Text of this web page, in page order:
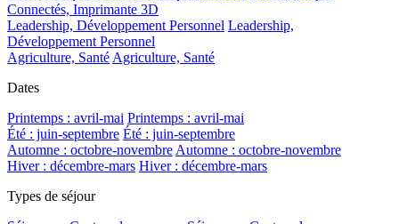
Connectés, Imprimante 3D
Leadership, Développement Personnel Leadership,
Développement Personnel
Agriculture, Santé Agriculture, Santé
Dates
Printemps : avril-mai Printemps : avril-mai
Été : juin-septembre Été : juin-septembre
Automne : octobre-novembre Automne : octobre-novembre
Hiver : décembre-mars Hiver : décembre-mars
Types de séjour